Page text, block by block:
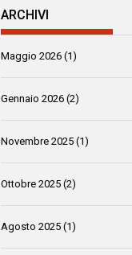
ARCHIVI
Maggio 2026 (1)
Gennaio 2026 (2)
Novembre 2025 (1)
Ottobre 2025 (2)
Agosto 2025 (1)